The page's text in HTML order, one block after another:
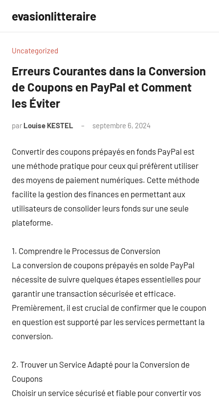
contenu
evasionlitteraire
Uncategorized
Erreurs Courantes dans la Conversion
de Coupons en PayPal et Comment
les Éviter
par Louise KESTEL septembre 6, 2024
Convertir des coupons prépayés en fonds PayPal est
une méthode pratique pour ceux qui préfèrent utiliser
des moyens de paiement numériques. Cette méthode
facilite la gestion des finances en permettant aux
utilisateurs de consolider leurs fonds sur une seule
plateforme.
1. Comprendre le Processus de Conversion
La conversion de coupons prépayés en solde PayPal
nécessite de suivre quelques étapes essentielles pour
garantir une transaction sécurisée et efficace.
Premièrement, il est crucial de confirmer que le coupon
en question est supporté par les services permettant la
conversion.
2. Trouver un Service Adapté pour la Conversion de
Coupons
Choisir un service sécurisé et fiable pour convertir vos